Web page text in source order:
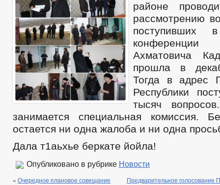
районе
рассмотрению
поступивших
Ахматовича
прошла в
Тогда в адрес
Республики
тысяч
занимается специальная комиссия.
остается ни одна жалоба и ни одна
Дала т1аьхье беркате йойла!
Опубликовано в рубрике Новости
« Очередное плановое совещание Предварительное